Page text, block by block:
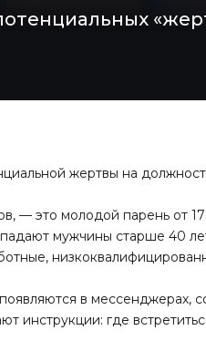
жертвы на
— это молодой парень от
мужчины старше 40
в мессенджерах,
инструкции: где